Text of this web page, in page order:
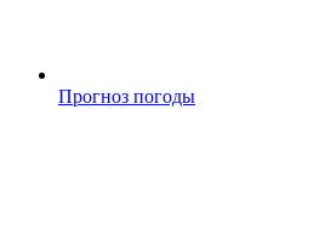
Прогноз погоды